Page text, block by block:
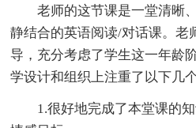
老师的这节课是一堂清晰
静结合的英语阅读/对话课。老
导，充分考虑了学生这一年龄
学设计和组织上注重了以下几
1.很好地完成了本堂课的